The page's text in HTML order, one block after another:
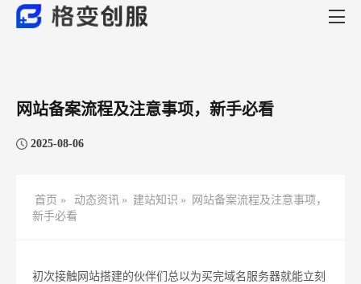
网站备案流程及注意事项，新手必看​
2025-08-06
首页 » 动态资讯 » 建站知识 »
网站备案流程及注意事项，
新手必看​
初次接触网站搭建的伙伴们总以为买完域名服务器就能立刻